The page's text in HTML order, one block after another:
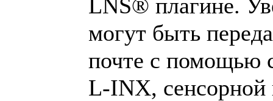
LNS® плагине.
могут быть
почте с помощью
L‑INX,